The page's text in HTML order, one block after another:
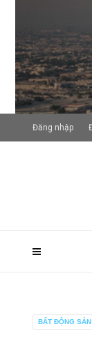
Đăng nhập
BẤT ĐỘNG SẢN